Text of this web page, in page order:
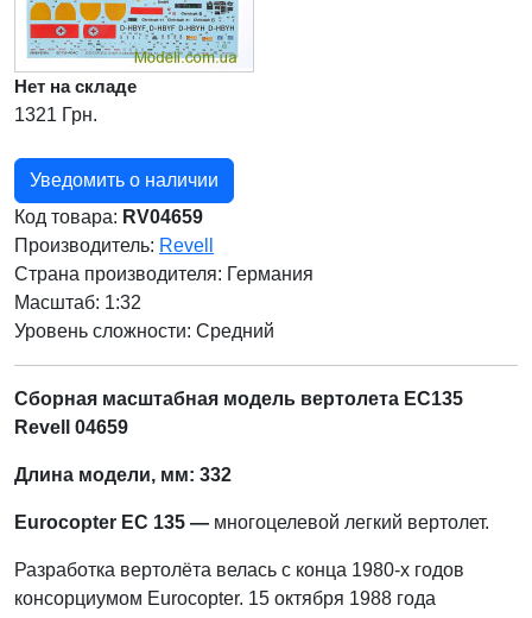
Нет на складе
1321 Грн.
Уведомить о наличии
Код товара: RV04659
Производитель: Revell
Страна производителя: Германия
Масштаб: 1:32
Уровень сложности: Cредний
Сборная масштабная модель вертолета EC135
Revell 04659
Длина модели, мм: 332
Eurocopter EC 135 — многоцелевой легкий вертолет.
Разработка вертолёта велась с конца 1980-х годов
консорциумом Eurocopter. 15 октября 1988 года